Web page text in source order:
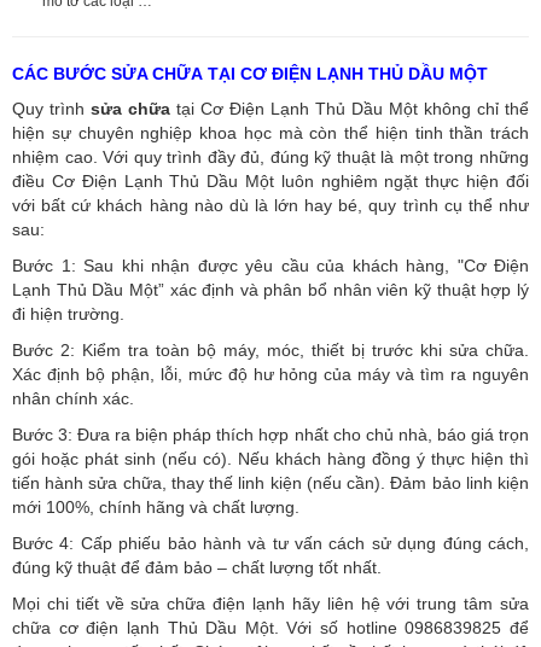
CÁC BƯỚC SỬA CHỮA TẠI CƠ ĐIỆN LẠNH THỦ DẦU MỘT
Quy trình sửa chữa tại Cơ Điện Lạnh Thủ Dầu Một không chỉ thể
hiện sự chuyên nghiệp khoa học mà còn thể hiện tinh thần trách
nhiệm cao. Với quy trình đầy đủ, đúng kỹ thuật là một trong những
điều Cơ Điện Lạnh Thủ Dầu Một luôn nghiêm ngặt thực hiện đối
với bất cứ khách hàng nào dù là lớn hay bé, quy trình cụ thể như
sau:
Bước 1: Sau khi nhận được yêu cầu của khách hàng, "Cơ Điện
Lạnh Thủ Dầu Một” xác định và phân bổ nhân viên kỹ thuật hợp lý
đi hiện trường.
Bước 2: Kiểm tra toàn bộ máy, móc, thiết bị trước khi sửa chữa.
Xác định bộ phận, lỗi, mức độ hư hỏng của máy và tìm ra nguyên
nhân chính xác.
Bước 3: Đưa ra biện pháp thích hợp nhất cho chủ nhà, báo giá trọn
gói hoặc phát sinh (nếu có). Nếu khách hàng đồng ý thực hiện thì
tiến hành sửa chữa, thay thế linh kiện (nếu cần). Đảm bảo linh kiện
mới 100%, chính hãng và chất lượng.
Bước 4: Cấp phiếu bảo hành và tư vấn cách sử dụng đúng cách,
đúng kỹ thuật để đảm bảo – chất lượng tốt nhất.
Mọi chi tiết về sửa chữa điện lạnh hãy liên hệ với trung tâm sửa
chữa cơ điện lạnh Thủ Dầu Một. Với số hotline 0986839825 để